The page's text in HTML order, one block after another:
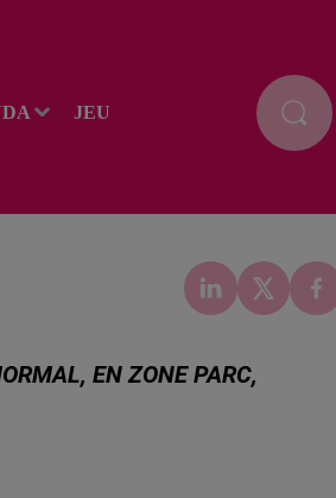
JEU
EN ZONE PARC,